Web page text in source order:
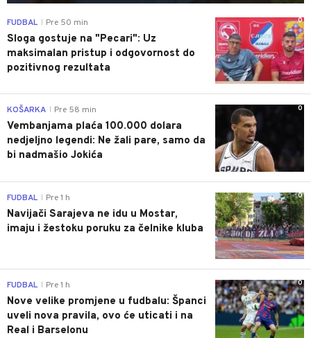
0
FUDBAL Pre 50 min
Sloga gostuje na "Pecari": Uz
maksimalan pristup i odgovornost do
pozitivnog rezultata
0
KOŠARKA Pre 58 min
Vembanjama plaća 100.000 dolara
nedjeljno legendi: Ne žali pare, samo da
bi nadmašio Jokića
0
FUDBAL Pre 1 h
Navijači Sarajeva ne idu u Mostar,
imaju i žestoku poruku za čelnike kluba
0
FUDBAL Pre 1 h
Nove velike promjene u fudbalu: Španci
uveli nova pravila, ovo će uticati i na
Real i Barselonu